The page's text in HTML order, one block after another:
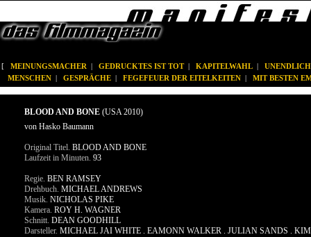
[ MEINUNGSMACHER | GEDRUCKTES IST TOT| KAPITELWAHL |
MENSCHEN | GESPRÄCHE | FEGEFEUER DER EITELKEITEN | MIT BESTEN
BLOOD AND BONE (USA 2010)
von Hasko Baumann
Original Titel. BLOOD AND BONE
Laufzeit in Minuten. 93
Regie. BEN RAMSEY
Drehbuch. MICHAEL ANDREWS
Musik. NICHOLAS PIKE
Kamera. ROY H. WAGNER
Schnitt. DEAN GOODHILL
Darsteller. MICHAEL JAI WHITE . EAMONN WALKER . JULIAN SANDS .